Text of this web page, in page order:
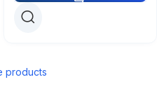
products